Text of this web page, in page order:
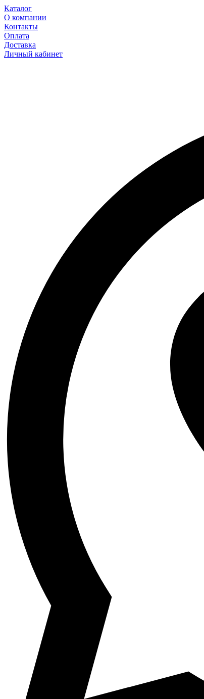
Каталог
О компании
Контакты
Оплата
Доставка
Личный кабинет